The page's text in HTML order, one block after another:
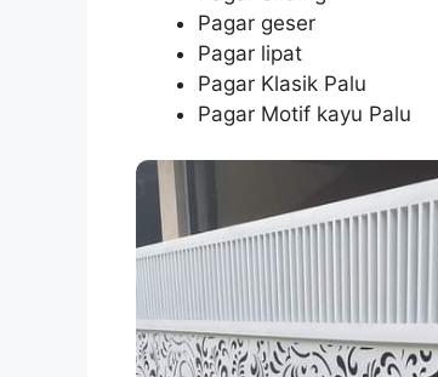
Pagar geser
Pagar lipat
Pagar Klasik Palu
Pagar Motif kayu Palu